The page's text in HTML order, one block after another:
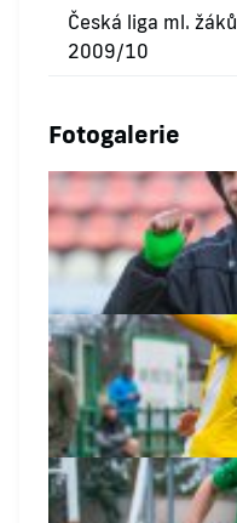
Česká liga ml. žáků
2009/10
Fotogalerie